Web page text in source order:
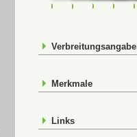
FR-0114114JE00029859
Merkmale
Links